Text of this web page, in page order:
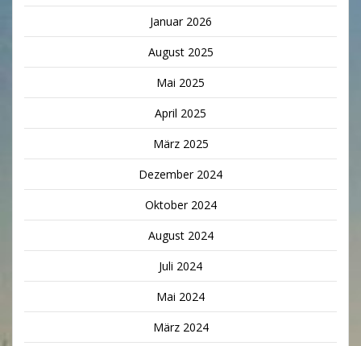
Januar 2026
August 2025
Mai 2025
April 2025
März 2025
Dezember 2024
Oktober 2024
August 2024
Juli 2024
Mai 2024
März 2024